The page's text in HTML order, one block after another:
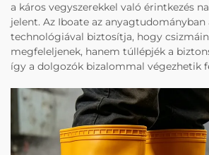
a káros vegyszerekkel való érintkezés
jelent. Az Iboate az
technológiával biztosítja, hogy
megfeleljenek, hanem túllépjék a
így a dolgozók bizalommal végezhetik